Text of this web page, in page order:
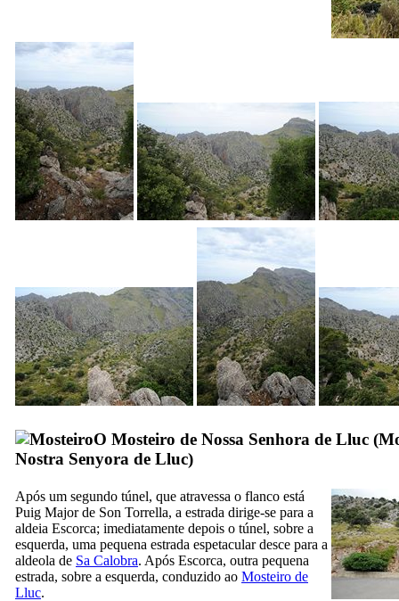
O Mosteiro de Nossa Senhora de Lluc (
Nostra Senyora de Lluc)
Após um segundo túnel, que atravessa o flanco está
Puig Major de Son Torrella, a estrada dirige-se para a
aldeia Escorca; imediatamente depois o túnel, sobre a
esquerda, uma pequena estrada espetacular desce para a
aldeola de Sa Calobra. Após Escorca, outra pequena
estrada, sobre a esquerda, conduzido ao Mosteiro de
Lluc.